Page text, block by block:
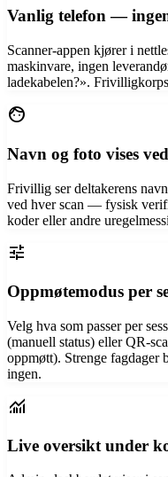
Vanlig telefon —
Scanner-appen kjører i
maskinvare, ingen
ladekabelen?».
face
Navn og foto vises
Frivillig ser deltakerens
ved hver scan — fysisk
koder eller andre
tune
Oppmøtemodus per
Velg hva som passer per
(manuell status) eller QR-
oppmøtt). Strenge fagdager
ingen.
monitoring
Live oversikt under